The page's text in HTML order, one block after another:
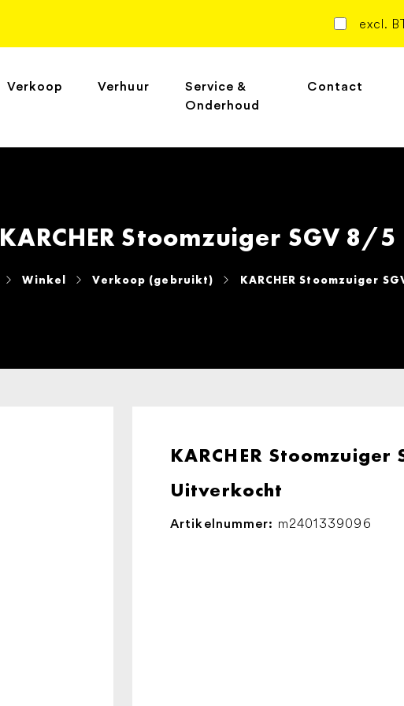
excl.
Verkoop Verhuur
Service &
Onderhoud
Contact
KARCHER Stoomzuiger SGV 8/5
Winkel Verkoop (gebruikt) KARCHER Stoomzuiger
KARCHER Stoomzuiger
Uitverkocht
Artikelnummer: m2401339096